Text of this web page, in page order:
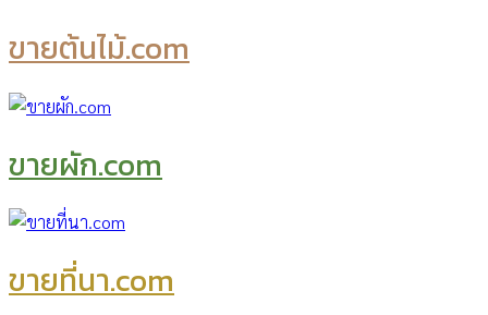
ขายต้นไม้.com
ขายผัก.com
ขายที่นา.com